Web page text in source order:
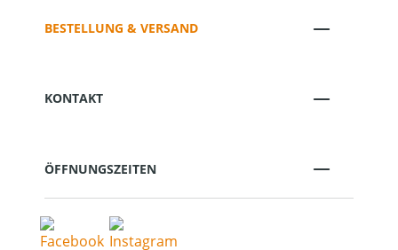
BESTELLUNG & VERSAND
KONTAKT
ÖFFNUNGSZEITEN